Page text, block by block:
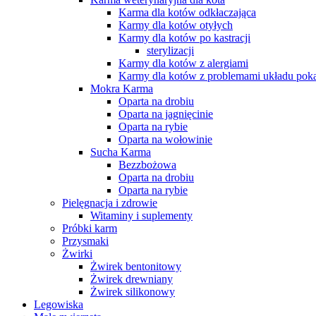
Karma dla kotów odkłaczająca
Karmy dla kotów otyłych
Karmy dla kotów po kastracji
sterylizacji
Karmy dla kotów z alergiami
Karmy dla kotów z problemami układu
Mokra Karma
Oparta na drobiu
Oparta na jagnięcinie
Oparta na rybie
Oparta na wołowinie
Sucha Karma
Bezzbożowa
Oparta na drobiu
Oparta na rybie
Pielęgnacja i zdrowie
Witaminy i suplementy
Próbki karm
Przysmaki
Żwirki
Żwirek bentonitowy
Żwirek drewniany
Żwirek silikonowy
Legowiska